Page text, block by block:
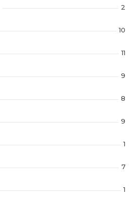
2
10
11
9
8
9
1
7
1